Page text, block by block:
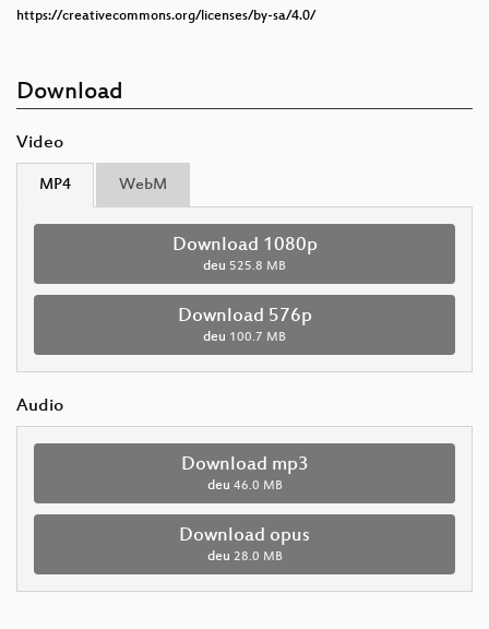
https://creativecommons.org/licenses/by-sa/4.0/
Download
Video
MP4 WebM
Download 1080p
deu 525.8 MB
Download 576p
deu 100.7 MB
Audio
Download mp3
deu 46.0 MB
Download opus
deu 28.0 MB